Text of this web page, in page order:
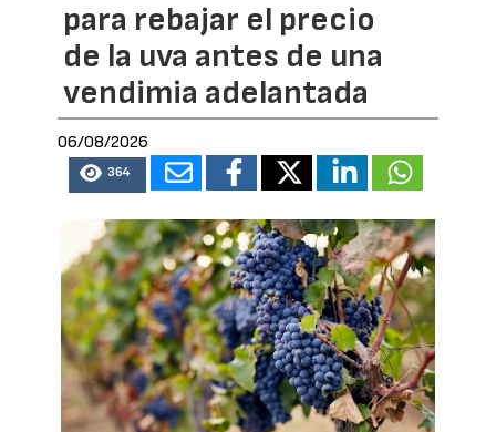
para rebajar el precio
de la uva antes de una
vendimia adelantada
06/08/2026
364